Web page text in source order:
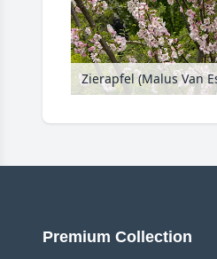
Premium Collection